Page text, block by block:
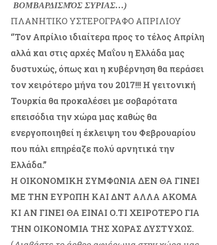
ΒΟΜΒΑΡΔΙΣΜΌΣ ΣΥΡΙΑΣ…)
ΠΛΑΝΗΤΙΚΟ ΥΣΤΕΡΟΓΡΑΦΟ ΑΠΡΙΛΙΟΥ
‘’Τον Απρίλιο ιδιαίτερα προς το τέλος Απρίλη
αλλά και στις αρχές Μαΐου η Ελλάδα μας
δυστυχώς, όπως και η κυβέρνηση θα περάσει
τον χειρότερο μήνα του 2017!!! Η γειτονική
Τουρκία θα προκαλέσει με σοβαρότατα
επεισόδια την χώρα μας καθώς θα
ενεργοποιηθεί η έκλειψη του Φεβρουαρίου
που πάλι επηρέαζε πολύ αρνητικά την
Ελλάδα.’’
Η ΟΙΚΟΝΟΜΙΚΗ ΣΥΜΦΩΝΙΑ ΔΕΝ ΘΑ ΓΙΝΕΙ
ΜΕ ΤΗΝ ΕΥΡΩΠΗ ΚΑΙ ΔΝΤ ΑΛΛΑ ΑΚΟΜΑ
ΚΙ ΑΝ ΓΙΝΕΙ ΘΑ ΕΙΝΑΙ Ο.ΤΙ ΧΕΙΡΟΤΕΡΟ ΓΙΑ
ΤΗΝ ΟΙΚΟΝΟΜΙΑ ΤΗΣ ΧΩΡΑΣ ΔΥΣΤΥΧΩΣ.